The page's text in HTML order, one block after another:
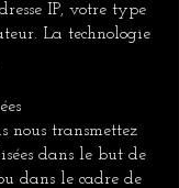
IP, votre type
La technologie
nous transmettez
dans le but de
dans le cadre de